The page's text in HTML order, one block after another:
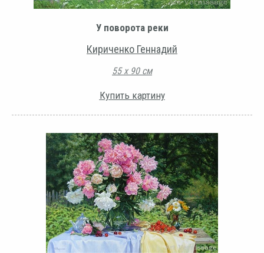
У поворота реки
Кириченко Геннадий
55 х 90 см
Купить картину